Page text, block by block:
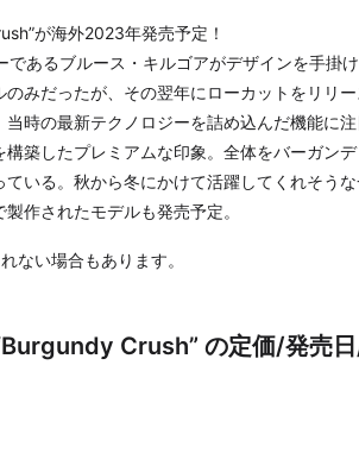
が海外2023年発売予定！
であるブルース・キルゴアがデザインを手掛
みだったが、その翌年にローカットをリリ
時の最新テクノロジーを詰め込んだ機能に注
築したプレミアムな印象。全体をバーガン
いる。秋から冬にかけて活躍してくれそうな
作されたモデルも発売予定。
ない場合もあります。
Crush” の定価/発売